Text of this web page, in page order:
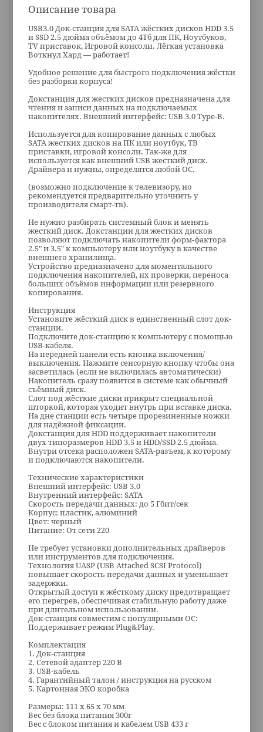
Описание товара
USB3.0 Док-станция для SATA жёстких дисков HDD 3.5
и SSD 2.5 дюйма объёмом до 4Тб для ПК, Ноутбуков,
ТV приставок, Игровой консоли. Лёгкая установка
Воткнул Хард — работает!
Удобное решение для быстрого подключения жёстких
без разборки корпуса!
Докстанция для жестких дисков предназначена для
чтения и записи данных на подключаемых
накопителях. Внешний интерфейс: USB 3.0 Type-В.
Используется для копирование данных с любых
SATA жестких дисков на ПК или ноутбук, ТВ
приставки, игровой консоли. Так-же для
используется как внешний USB жесткий диск.
Драйвера н нужны, определятся любой ОС.
(возможно подключение к телевизору, но
рекомендуется предварительно уточнить у
производителя смарт-тв).
Не нужно разбирать системный блок и менять
жесткий диск. Докстанции для жестких дисков
позволяют подключать накопители форм-фактора
2.5" и 3.5" к компьютеру или ноутбуку в качестве
внешнего хранилища.
Устройство предназначено для моментального
подключения накопителей, их проверки, переноса
больших объёмов информации или резервного
копирования.
Инструкция
Установите жёсткий диск в единственный слот док-
станции.
Подключите док-станцию к компьютеру с помощью
USB-кабеля.
На передней панели есть кнопка включения/
выключения. Нажмите сенсорную кнопку чтобы она
засветилась (если не включилась автоматически)
Накопитель сразу появится в системе как обычный
съёмный диск.
Слот под жёсткие диски прикрыт специальной
шторкой, которая уходит внутрь при вставке диска.
На дне станции есть четыре прорезиненные ножки
для надёжной фиксации.
Докстанция для HDD поддерживает накопители
двух типоразмеров HDD 3.5 и HDD/SSD 2.5 дюйма.
Внутри отсека расположен SATA-разъем, к которому
и подключаются накопители.
Технические характеристики
Внешний интерфейс: USB 3.0
Внутренний интерфейс: SATA
Скорость передачи данных: до 5 Гбит/сек
Корпус: пластик, алюминий
Цвет: черный
Питание: От сети 220
Не требует установки дополнительных драйверов
или инструментов для подключения.
Технология UASP (USB Attached SCSI Protocol)
повышает скорость передачи данных и уменьшает
задержки.
Открытый доступ к жёсткому диску предотвращает
его перегрев, обеспечивая стабильную работу даже
при длительном использовании.
Док-станция совместим с популярными ОС:
Поддерживает режим Plug&Play.
Комплектация
1. Док-станция
2. Сетевой адаптер 220 В
3. USB-кабель
4. Гарантийный талон / инструкция на русском
5. Картонная ЭКО коробка
Размеры: 111 x 65 x 70 мм
Вес без блока питания 300г
Вес с блоком питания и кабелем USB 433 г